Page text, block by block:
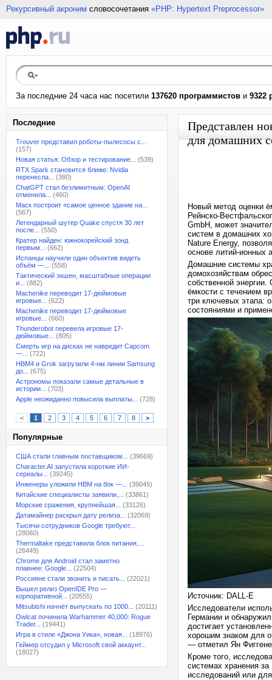
Рекурсивный акроним словосочетания «PHP: Hypertext Preprocessor»
За последние 24 часа нас посетили 137620 программистов и 9322
Последние
Trouver представил роботы-пылесосы с...
(157)
Новая статья: Обзор и тестирование...
(539)
RTX Spark становится ближе: Nvidia
перенесла...
(380)
ChatGPT стал безлимитным: OpenAI
отменила...
(460)
Маск построит «самое ценное здание на...
(567)
Легендарный шутер Quake спустя 30 лет
после...
(550)
Кратер найден: южнокорейский зонд
первым...
(662)
Испанцы научили один объектив видеть
объём —...
(558)
Тактический экшен, масштабные операции
и...
(882)
Machenike переводит 17-дюймовые
игровые...
(622)
Machenike переводит 17-дюймовые
игровые...
(660)
Thunderobot перевела игровые 17-
дюймовые...
(805)
Смерть игр на дисках не навредит Capcom
—...
(722)
HBM4 и Grok загрузили 4-нм линии Samsung
до...
(675)
Астрономы показали самые детальные в
истории...
(703)
Apple неожиданно повысила выплаты...
(728)
< 1 2 3 4 5 6 7 8 >
Популярные
США стали главным поставщиком...
(39669)
Character.AI запустила короткие ИИ-
сериалы...
(39245)
Инженеры уложили HBM на бок —...
(39045)
Китайские специалисты заявили,...
(33861)
Морские сражения, крупнейшая...
(33126)
Датамайнер раскрыл дату релиза...
(32069)
Тысячи сотрудников Google требуют...
(28060)
Thermaltake представила блок питания,...
(26449)
Chrome для Android стал заметно
плавнее: Google...
(22504)
Россияне стали звонить и писать...
(22021)
Вышел релиз OpenIDE Pro —
корпоративной...
(20555)
Mitsubishi начнёт выпускать по 1000...
(20111)
Owlcat починила Warhammer 40,000: Rogue
Trader...
(19441)
Игра в стиле «Джона Уика», новая...
(18976)
Геймер отсудил у Microsoft свой аккаунт...
(18027)
Представлен
для домашних
Новый метод оценки
Рейнско-
GmbH, может
систем в домашних
Nature Energy,
основе литий-ионных
Домашние системы
домохозяйствам
собственной
ёмкости с течением
три ключевых этапа:
состояниями и
Источник: DALL-E
Исследователи
Германии и
достигает
хорошим знаком для
— отметил Ян
Кроме того,
системах хранения
исследований или